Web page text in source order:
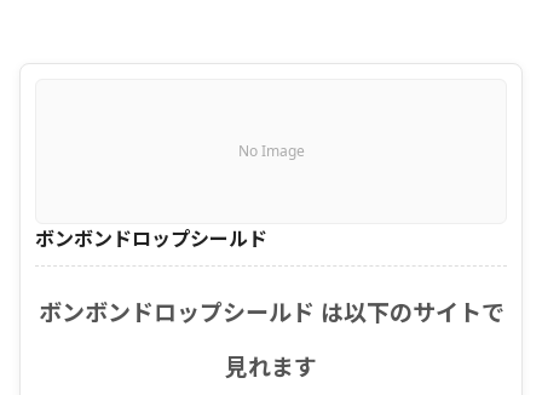
No Image
ボンボンドロップシールド
ボンボンドロップシールド は以下のサイトで
見れます